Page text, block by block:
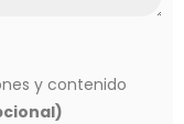
y contenido